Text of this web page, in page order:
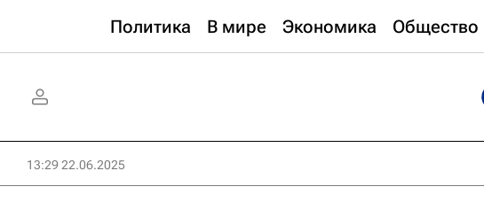
Политика В мире Экономика Общество
13:29 22.06.2025